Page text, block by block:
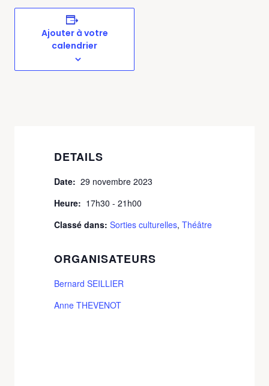
Ajouter à votre
calendrier
DETAILS
Date: 29 novembre 2023
Heure: 17h30 - 21h00
Classé dans: Sorties culturelles, Théâtre
ORGANISATEURS
Bernard SEILLIER
Anne THEVENOT